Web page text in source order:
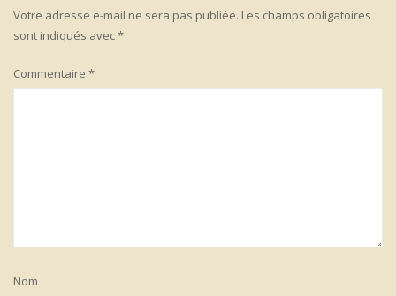
Votre adresse e-mail ne sera pas publiée. Les champs obligatoires
sont indiqués avec*
Commentaire *
Nom